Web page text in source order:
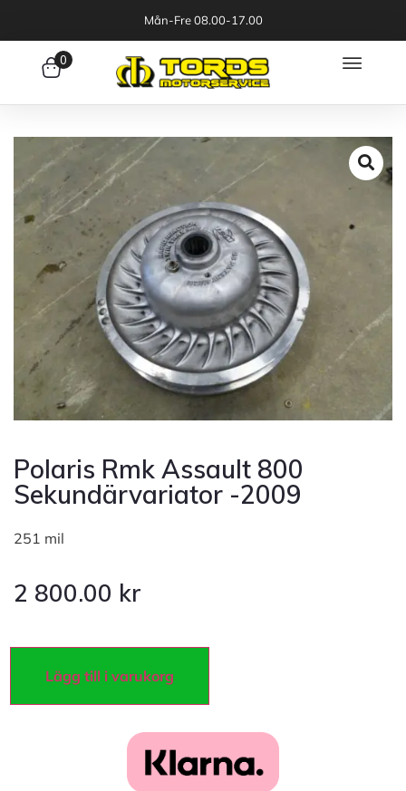
Mån-Fre 08.00-17.00
0
Polaris Rmk Assault 800
Sekundärvariator -2009
251 mil
2 800.00 kr
Lägg till i varukorg